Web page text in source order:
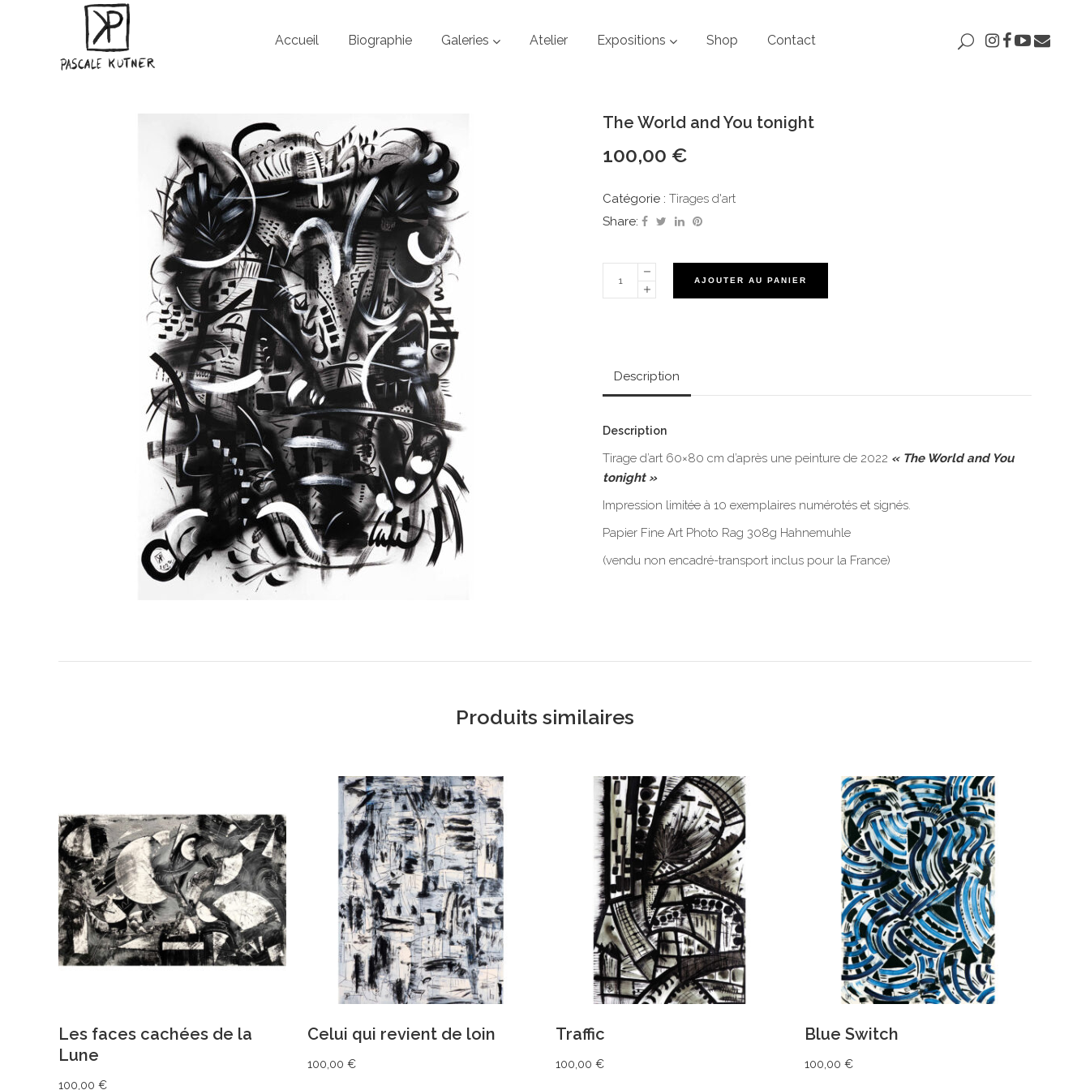
Accueil Biographie Galeries Atelier Expositions Shop Contact
The World and You tonight
100,00 €
Catégorie : Tirages d'art
Share:
AJOUTER AU PANIER
Description
Description
Tirage d’art 60×80 cm d’après une peinture de 2022 « The World and You
tonight »
Impression limitée à 10 exemplaires numérotés et signés.
Papier Fine Art Photo Rag 308g Hahnemuhle
(vendu non encadré-transport inclus pour la France)
Produits similaires
AJOUTER AU PANIER
Les faces cachées de la
Lune
100,00 €
AJOUTER AU PANIER
Celui qui revient de loin
100,00 €
AJOUTER AU PANIER
Traffic
100,00 €
AJOUTER AU PANIER
Blue Switch
100,00 €